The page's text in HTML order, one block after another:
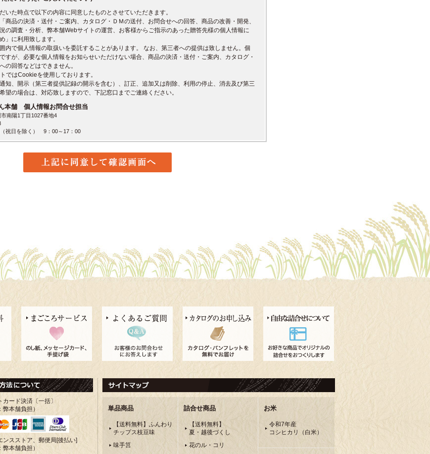
いた時点で以下の内容に同意したものとさせていただきます。
商品の決済・送付・ご案内、カタログ・ＤＭの送付、お問合せへの回答、商品の改善・開発、
の調査・分析、弊本舗Webサイトの運営、お客様からご指示のあった贈答先様の個人情報に
」に利用致します。
内で個人情報の取扱いを委託することがあります。 なお、第三者への提供は致しません。個
すが、必要な個人情報をお知らせいただけない場合、商品の決済・送付・ご案内、カタログ・
の回答などはできません。
ではCookieを使用しております。
知、開示（第三者提供記録の開示を含む）、訂正、追加又は削除、利用の停止、消去及び第三
望の場合は、対応致しますので、下記窓口までご連絡ください。
本舗 個人情報お問合せ担当
南陽1丁目1027番地4
祝日を除く） 9：00～17：00
カード決済〔一括〕
弊本舗負担）
ンスストア、郵便局[後払い]
弊本舗負担）
単品商品
【送料無料】ふんわり
チップス枝豆味
味手筥
詰合せ商品
【送料無料】
夏・越後づくし
花のル・コリ
お米
令和7年産
コシヒカリ（白米）